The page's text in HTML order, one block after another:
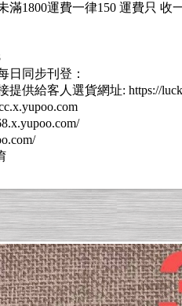
滿1800運費一律150 運費只 收
日同步刊登：
供給客人選貨網址: https://